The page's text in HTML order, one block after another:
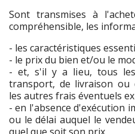
Sont transmises à
compréhensible, les
- les caractéristiques
- le prix du bien et/ou le
- et, s'il y a lieu, tous
transport, de livraison ou
les autres frais éventuels
- en l'absence d'exécution
ou le délai auquel le